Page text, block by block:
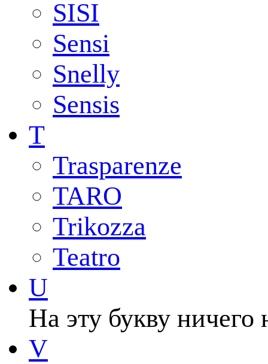
SISI
Sensi
Snelly
Sensis
T
Trasparenze
TARO
Trikozza
Teatro
U
На эту букву ничего
V